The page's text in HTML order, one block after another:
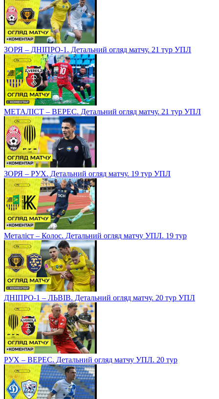
ЗОРЯ – ДНІПРО-1. Детальний огляд матчу. 21 тур УПЛ
МЕТАЛІСТ – ВЕРЕС. Детальний огляд матчу. 21 тур УПЛ
ЗОРЯ – РУХ. Детальний огляд матчу. 19 тур УПЛ
Металіст – Колос. Детальний огляд матчу УПЛ. 19 тур
ДНІПРО-1 – ЛЬВІВ. Детальний огляд матчу. 20 тур УПЛ
РУХ – ВЕРЕС. Детальний огляд матчу УПЛ. 20 тур